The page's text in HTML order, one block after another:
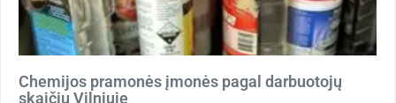
Chemijos pramonės įmonės pagal darbuotojų
skaičių Vilniuje